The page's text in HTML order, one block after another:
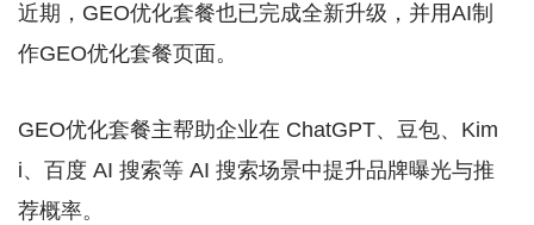
近期，GEO优化套餐也已完成全新升级，并用AI制
作GEO优化套餐页面。
GEO优化套餐主帮助企业在 ChatGPT、豆包、Kim
i、百度 AI 搜索等 AI 搜索场景中提升品牌曝光与推
荐概率。